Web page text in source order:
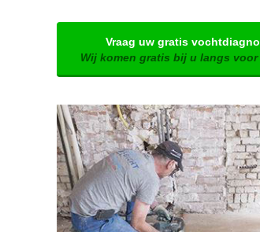
Vraag uw gratis
Wij komen gratis bij u langs